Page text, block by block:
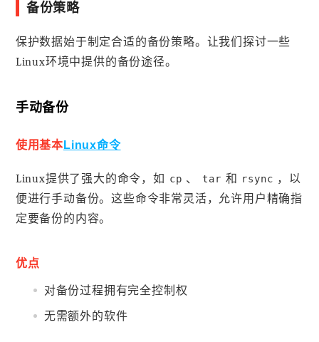
备份策略
保护数据始于制定合适的备份策略。让我们探讨一些
Linux环境中提供的备份途径。
手动备份
使用基本 Linux命令
Linux提供了强大的命令，如 cp 、 tar 和 rsync ，以
便进行手动备份。这些命令非常灵活，允许用户精确指
定要备份的内容。
优点
对备份过程拥有完全控制权
无需额外的软件